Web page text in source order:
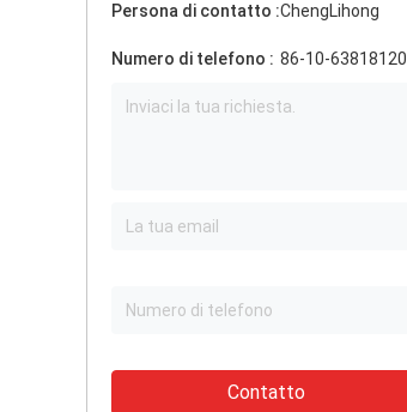
Persona di contatto :ChengLihong
Numero di telefono : 86-10-63818120
Contatto